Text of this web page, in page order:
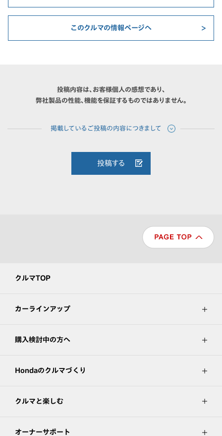
このクルマの情報ページへ
投稿内容は、お客様個人の感想であり、
弊社製品の性能、機能を保証するものではありません。
投稿する
クルマTOP
カーラインアップ
購入検討中の方へ
Hondaのクルマづくり
クルマと楽しむ
オーナーサポート